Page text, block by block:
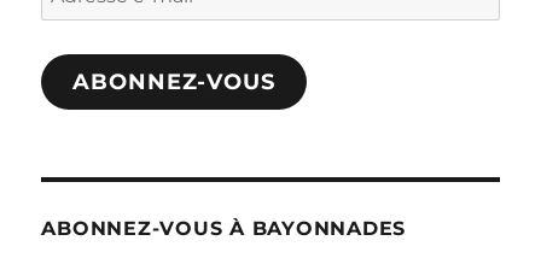
e-
mail
ABONNEZ-VOUS
ABONNEZ-VOUS À BAYONNADES